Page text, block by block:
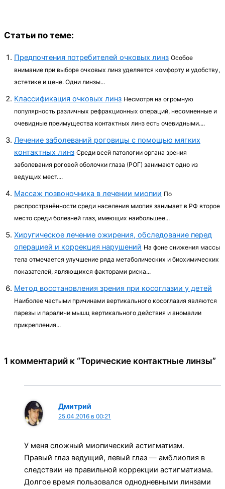
Статьи по теме:
Предпочтения потребителей очковых линз Особое
внимание при выборе очковых линз уделяется комфорту и удобству,
эстетике и цене. Одни линзы...
Классификация очковых линз Несмотря на огромную
популярность различ­ных рефракционных операций, несомненные и
оче­видные преимущества контактных линз есть очевидными....
Лечение заболеваний роговицы с помощью мягких
контактных линз Среди всей патологии органа зрения
заболевания роговой оболочки глаза (РОГ) занимают одно из
ведущих мест....
Массаж позвоночника в лечении миопии По
распространённости среди насе­ления миопия занимает в РФ второе
место среди болезней глаз, имеющих наиболь­шее...
Хиругическое лечение ожирения, обследование перед
операцией и коррекция нарушений На фоне снижения массы
тела отмечается улучшение ряда метаболических и биохимических
показателей, яв­ляющихся факторами риска...
Метод восстановления зрения при косоглазии у детей
Наиболее частыми причинами вертикального ко­соглазия являются
парезы и параличи мышц верти­кального действия и аномалии
прикрепления...
1 комментарий к “Торические контактные линзы”
Дмитрий
25.04.2016 в 00:21
У меня сложный миопический астигматизм.
Правый глаз ведущий, левый глаз — амблиопия в
следствии не правильной коррекции астигматизма.
Долгое время пользовался однодневными линзами